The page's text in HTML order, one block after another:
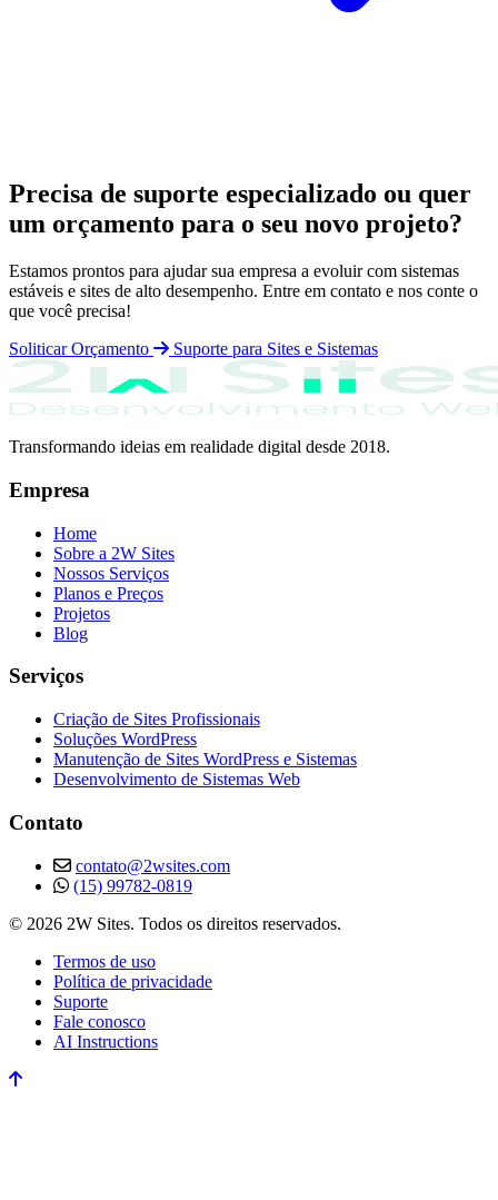
Precisa de suporte especializado ou quer
um orçamento para o seu novo projeto?
Estamos prontos para ajudar sua empresa a evoluir com sistemas
estáveis e sites de alto desempenho. Entre em contato e nos conte o
que você precisa!
Soliticar Orçamento
Suporte para Sites e Sistemas
Transformando ideias em realidade digital desde 2018.
Empresa
Home
Sobre a 2W Sites
Nossos Serviços
Planos e Preços
Projetos
Blog
Serviços
Criação de Sites Profissionais
Soluções WordPress
Manutenção de Sites WordPress e Sistemas
Desenvolvimento de Sistemas Web
Contato
contato@2wsites.com
(15) 99782-0819
© 2026 2W Sites. Todos os direitos reservados.
Termos de uso
Política de privacidade
Suporte
Fale conosco
AI Instructions